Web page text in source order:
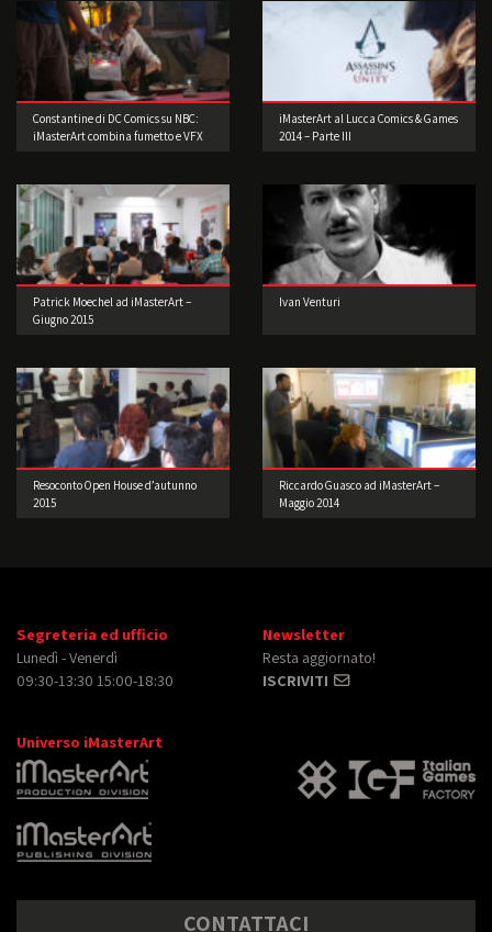
Constantine di DC Comics su NBC:
iMasterArt combina fumetto e VFX
iMasterArt al Lucca Comics & Games
2014 – Parte III
Patrick Moechel ad iMasterArt –
Giugno 2015
Ivan Venturi
Resoconto Open House d’autunno
2015
Riccardo Guasco ad iMasterArt –
Maggio 2014
Segreteria ed ufficio
Lunedì - Venerdì
09:30-13:30 15:00-18:30
Newsletter
Resta aggiornato!
ISCRIVITI
Universo iMasterArt
CONTATTACI